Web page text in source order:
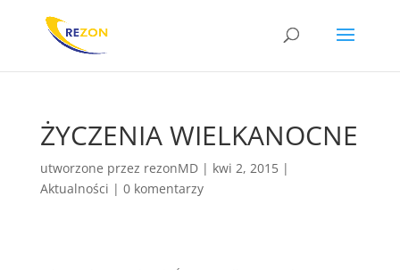
ŻYCZENIA WIELKANOCNE
utworzone przez rezonMD| kwi 2, 2015|
Aktualności | 0 komentarzy